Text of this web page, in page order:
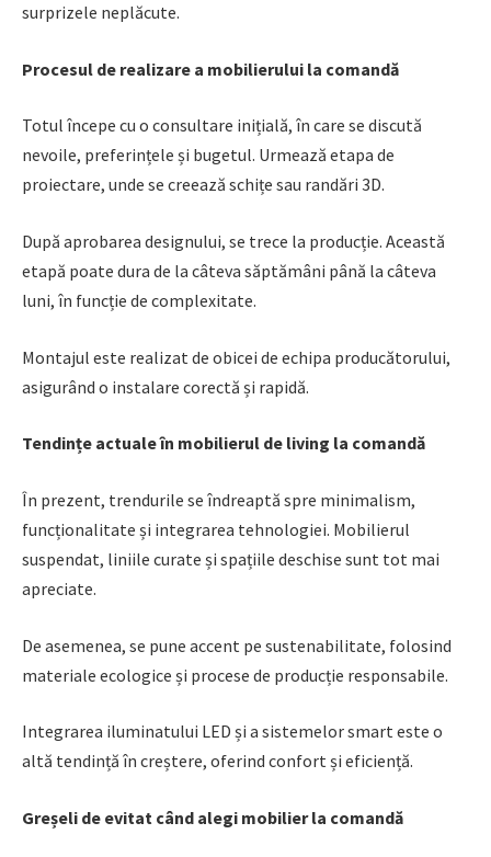
surprizele neplăcute.
Procesul de realizare a mobilierului la comandă
Totul începe cu o consultare inițială, în care se discută
nevoile, preferințele și bugetul. Urmează etapa de
proiectare, unde se creează schițe sau randări 3D.
După aprobarea designului, se trece la producție. Această
etapă poate dura de la câteva săptămâni până la câteva
luni, în funcție de complexitate.
Montajul este realizat de obicei de echipa producătorului,
asigurând o instalare corectă și rapidă.
Tendințe actuale în mobilierul de living la comandă
În prezent, trendurile se îndreaptă spre minimalism,
funcționalitate și integrarea tehnologiei. Mobilierul
suspendat, liniile curate și spațiile deschise sunt tot mai
apreciate.
De asemenea, se pune accent pe sustenabilitate, folosind
materiale ecologice și procese de producție responsabile.
Integrarea iluminatului LED și a sistemelor smart este o
altă tendință în creștere, oferind confort și eficiență.
Greșeli de evitat când alegi mobilier la comandă